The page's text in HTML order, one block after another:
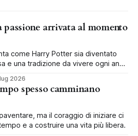
arrivata al momento
come Harry Potter sia diventato
e una tradizione da vivere ogni anno
2026
spesso camminano
ma il coraggio di iniziare ci
e a costruire una vita più libera.